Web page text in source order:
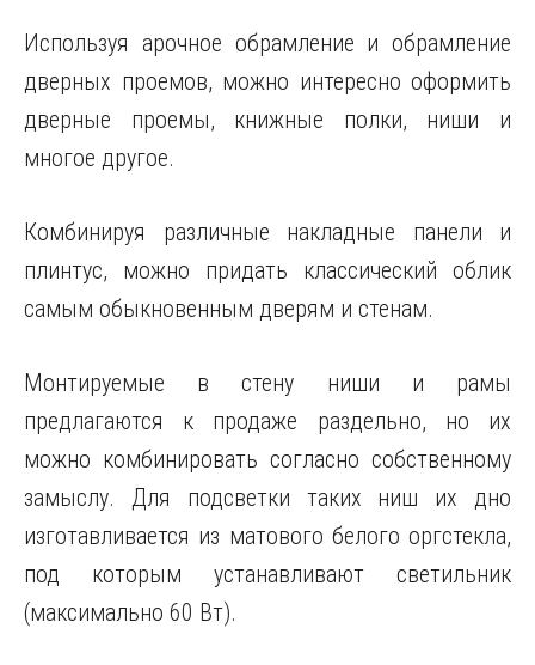
Используя арочное обрамление и обрамление
дверных проемов, можно интересно оформить
дверные проемы, книжные полки, ниши и
многое другое.
Комбинируя различные накладные панели и
плинтус, можно придать классический облик
самым обыкновенным дверям и стенам.
Монтируемые в стену ниши и рамы
предлагаются к продаже раздельно, но их
можно комбинировать согласно собственному
замыслу. Для подсветки таких ниш их дно
изготавливается из матового белого оргстекла,
под которым устанавливают светильник
(максимально 60 Вт).